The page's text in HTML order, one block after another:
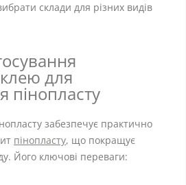
склади для різних видів
для
пінопласту
забезпечує практично
пінопласту, що покращує
Його ключові переваги: